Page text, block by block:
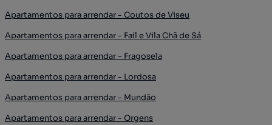
Apartamentos para arrendar - Coutos de Viseu
Apartamentos para arrendar - Fail e Vila Chã de Sá
Apartamentos para arrendar - Fragosela
Apartamentos para arrendar - Lordosa
Apartamentos para arrendar - Mundão
Apartamentos para arrendar - Orgens